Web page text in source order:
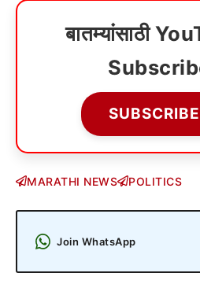
बातम्यांसाठी
MARATHI NEWS POLITICS
Join WhatsApp